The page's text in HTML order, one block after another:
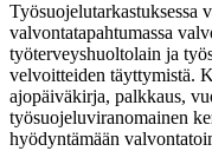
Työsuojelutarkastuksessa
valvontatapahtumassa
työterveyshuoltolain ja
velvoitteiden täyttymistä.
ajopäiväkirja, palkkaus,
työsuojeluviranomainen
hyödyntämään